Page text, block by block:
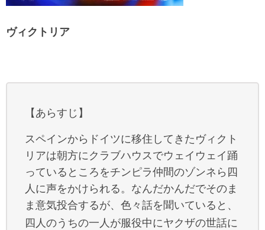
ヴィクトリア
【あらすじ】
スペインからドイツに移住してきたヴィクト
リアは朝方にクラブハウスでウェイウェイ踊
っているところをチンピラ仲間のゾンネら四
人に声をかけられる。なんだかんだでそのま
ま意気投合するが、色々話を聞いていると、
四人のうちの一人が服役中にヤクザの世話に